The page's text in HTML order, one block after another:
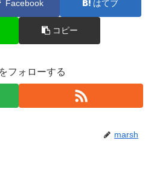
Facebook はてブ
コピー
フォローする
marsh